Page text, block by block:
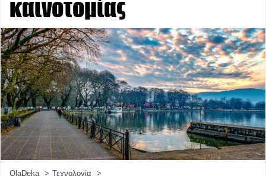
καινοτομίας
OlaDeka
Τεχνολογία